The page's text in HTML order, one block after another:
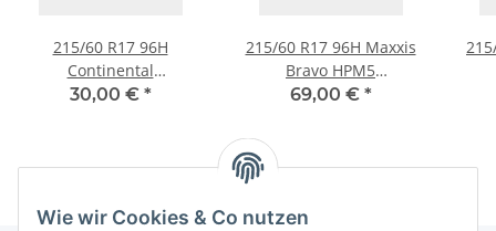
Wie wir Cookies & Co nutzen
215/60 R17 96H
Continental
ContipremiumContact 2
30,00 € *
215/60 R17 96H Maxxis
Bravo HPM5
Sommerreifen
69,00 € *